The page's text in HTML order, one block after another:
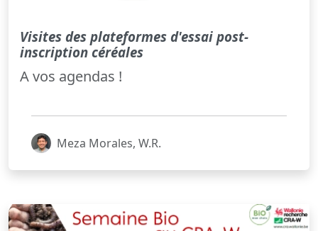
Visites des plateformes d'essai post-
inscription céréales
A vos agendas !
Meza Morales, W.R.